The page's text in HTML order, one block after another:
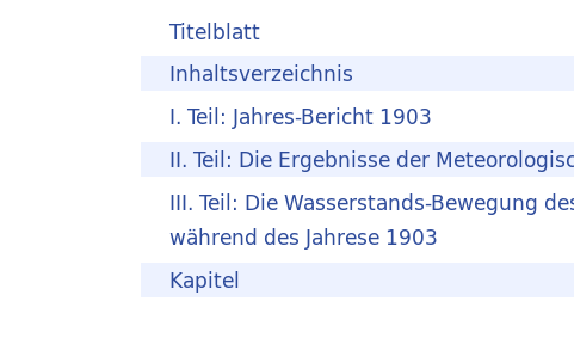
Titelblatt
Inhaltsverzeichnis
I. Teil: Jahres-Bericht 1903
II. Teil: Die Ergebnisse der
III. Teil: Die Wasserstands-Bewegung
während des Jahrese 1903
Kapitel